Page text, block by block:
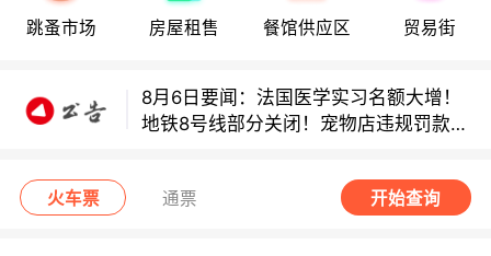
跳蚤市场 房屋租售 餐馆供应区 贸易街
巴黎地铁音乐家海选启动！
8月6日要闻：法国医学实习名额大增！
地铁8号线部分关闭！宠物店违规罚款出
炉！
巴黎地铁音乐家海选启动！
火车票 通票 开始查询